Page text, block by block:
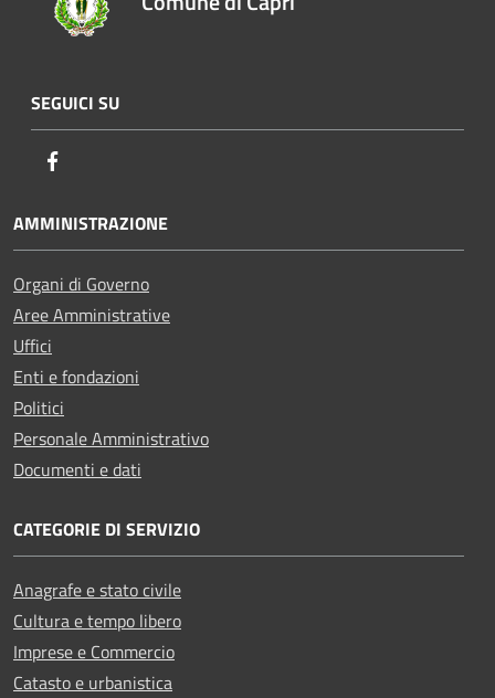
SEGUICI SU
AMMINISTRAZIONE
Organi di Governo
Aree Amministrative
Uffici
Enti e fondazioni
Politici
Personale Amministrativo
Documenti e dati
CATEGORIE DI SERVIZIO
Anagrafe e stato civile
Cultura e tempo libero
Imprese e Commercio
Catasto e urbanistica